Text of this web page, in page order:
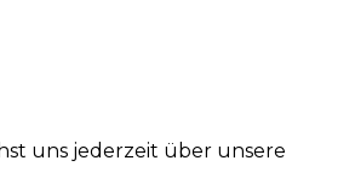
uns jederzeit über unsere